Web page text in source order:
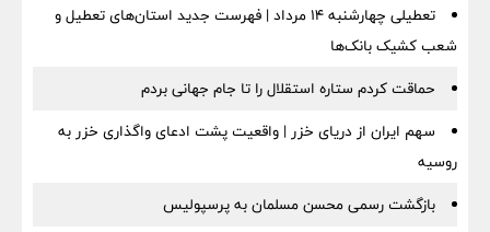
تعطیلی چهارشنبه ۱۴ مرداد | فهرست جدید استان‌های تعطیل و
شعب کشیک بانک‌ها
حماقت کردم ستاره استقلال را تا جام جهانی بردم
سهم ایران از دریای خزر | واقعیت پشت ادعای واگذاری خزر به
روسیه
بازگشت رسمی محسن مسلمان به پرسپولیس